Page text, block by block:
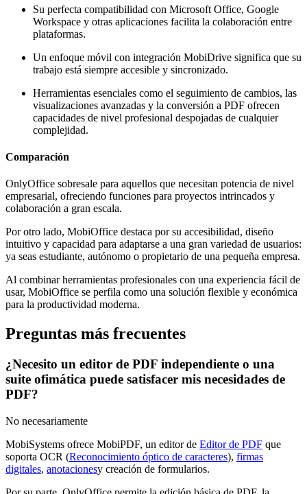
Su perfecta compatibilidad con Microsoft Office, Google
Workspace y otras aplicaciones facilita la colaboración entre
plataformas.
Un enfoque móvil con integración MobiDrive significa que su
trabajo está siempre accesible y sincronizado.
Herramientas esenciales como el seguimiento de cambios, las
visualizaciones avanzadas y la conversión a PDF ofrecen
capacidades de nivel profesional despojadas de cualquier
complejidad.
Comparación
OnlyOffice sobresale para aquellos que necesitan potencia de nivel
empresarial, ofreciendo funciones para proyectos intrincados y
colaboración a gran escala.
Por otro lado, MobiOffice destaca por su accesibilidad, diseño
intuitivo y capacidad para adaptarse a una gran variedad de usuarios:
ya seas estudiante, autónomo o propietario de una pequeña empresa.
Al combinar herramientas profesionales con una experiencia fácil de
usar, MobiOffice se perfila como una solución flexible y económica
para la productividad moderna.
Preguntas más frecuentes
¿Necesito un editor de PDF independiente o una
suite ofimática puede satisfacer mis necesidades de
PDF?
No necesariamente
MobiSystems ofrece MobiPDF, un editor de Editor de PDF que
soporta OCR (Reconocimiento óptico de caracteres), firmas
digitales, anotacionesy creación de formularios.